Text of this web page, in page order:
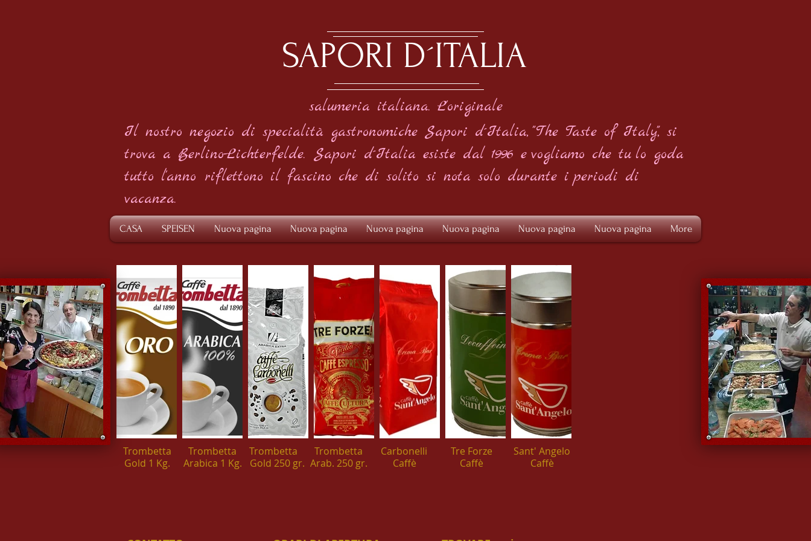
SAPORI D´ITALIA
salumeria italiana. L'originale
Il nostro negozio di specialità gastronomiche Sapori d´Italia, "The Taste of Italy", si
trova a Berlino-Lichterfelde. Sapori d´Italia esiste dal 1996 e vogliamo che tu lo goda
tutto l'anno riflettono il fascino che di solito si nota solo durante i periodi di
vacanza.
CASA SPEISEN Nuova pagina Nuova pagina Nuova pagina Nuova pagina Nuova pagina Nuova pagina More
Trombetta
Gold 1 Kg.
Trombetta
Arabica 1 Kg.
Trombetta
Gold 250 gr.
Trombetta
Arab. 250 gr.
Carbonelli
Caffè
Tre Forze
Caffè
Caffè
Sant' Angelo